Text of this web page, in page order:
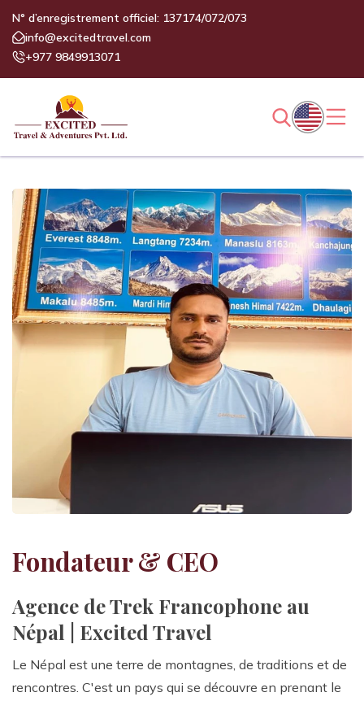
N° d’enregistrement officiel: 137174/072/073
info@excitedtravel.com
+977 9849913071
Fondateur & CEO
Agence de Trek Francophone au
Népal | Excited Travel
Le Népal est une terre de montagnes, de traditions et de
rencontres. C'est un pays qui se découvre en prenant le